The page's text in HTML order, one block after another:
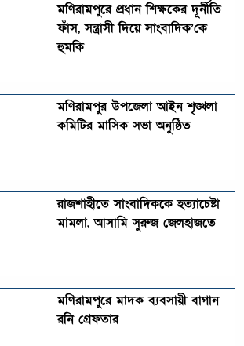
মণিরামপুরে প্রধান শিক্ষকের দূর্নীতি
ফাঁস, সন্ত্রাসী দিয়ে সাংবাদিক’কে
হুমকি
মণিরামপুর উপজেলা আইন শৃঙ্খলা
কমিটির মাসিক সভা অনুষ্ঠিত‎‎
রাজশাহীতে সাংবাদিককে হত্যাচেষ্টা
মামলা, আসামি সুরুজ জেলহাজতে
মণিরামপুরে মাদক ব্যবসায়ী বাগান
রনি গ্রেফতার